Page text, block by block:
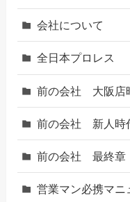
会社について
全日本プロレス
前の会社 大阪店
前の会社 新人時
前の会社 最終章
営業マン必携マニ